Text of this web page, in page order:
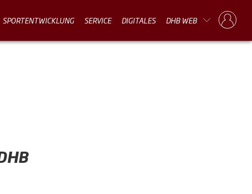
SPORTENTWICKLUNG SERVICE DIGITALES DHB WEB